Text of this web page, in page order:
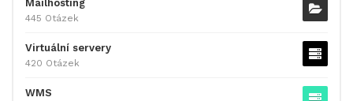
Mailhosting
445 Otázek
Virtuální servery
420 Otázek
WMS